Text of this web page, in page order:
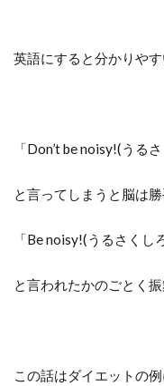
英語にすると分かりやす
「Don’t be noisy!(うる
と言ってしまうと脳は
「Be noisy!(うるさくし
と言われたかのごとく
この話はダイエットの